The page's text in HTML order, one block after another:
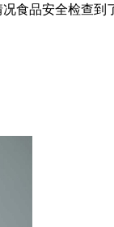
食品安全检查